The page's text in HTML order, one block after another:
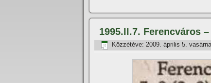
1995.II.7. Ferencváros
Közzétéve: 2009. április 5.